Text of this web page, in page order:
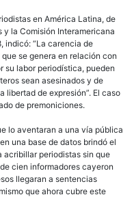
en América Latina, de
y la Comisión Interamericana
indicó: “La carencia de
se genera en relación con
su labor periodística, pueden
sean asesinados y de
libertad de expresión”. El caso
de premoniciones.
lo aventaran a una vía pública
una base de datos brindó el
acribillar periodistas sin que
cien informadores cayeron
llegaran a sentencias
que ahora cubre este